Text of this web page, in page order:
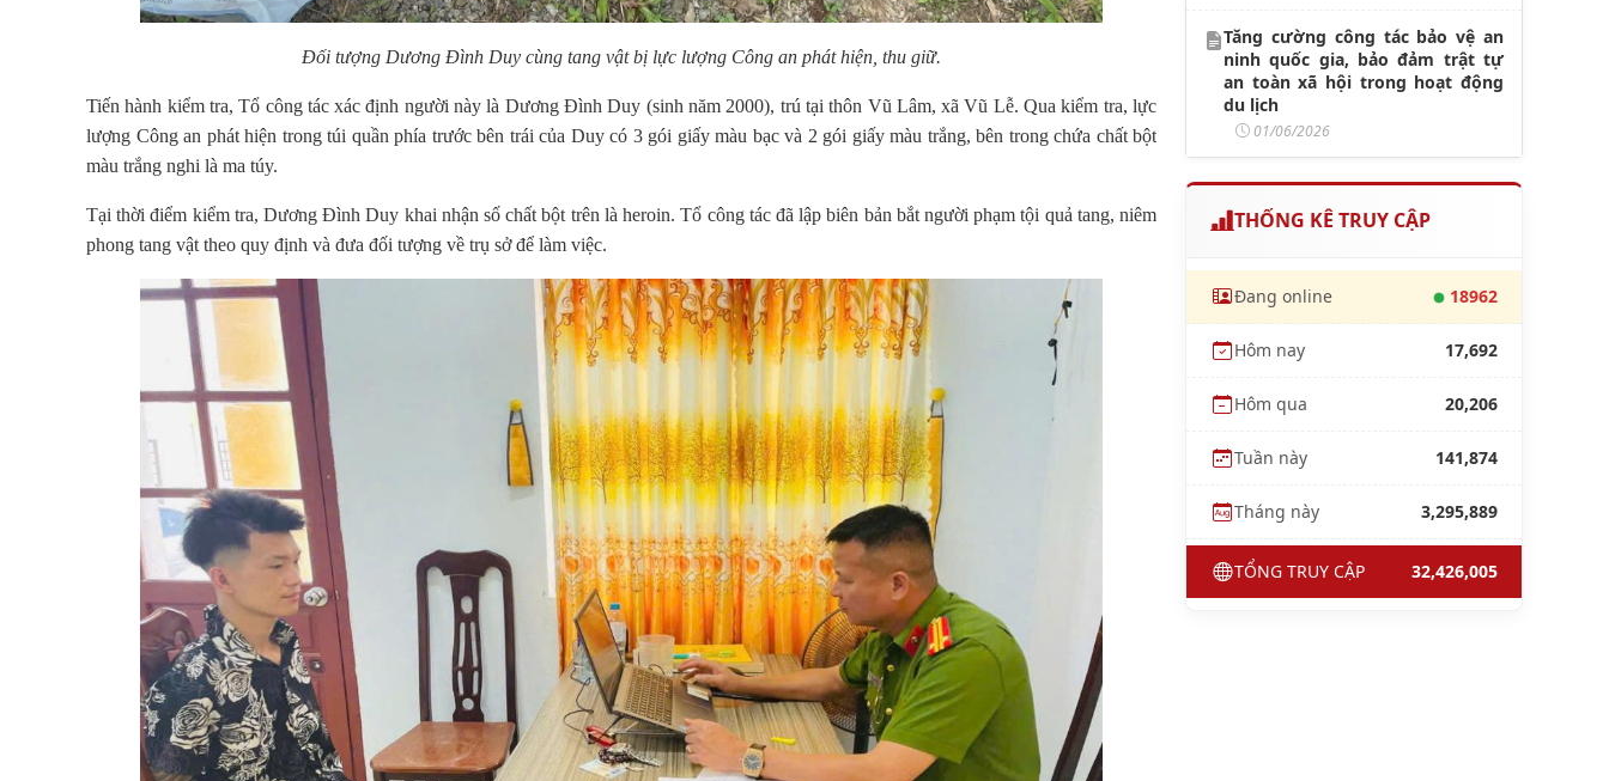
Đối tượng Dương Đình Duy cùng tang vật bị lực lượng Công an phát hiện, thu giữ.
Tiến hành kiểm tra, Tổ công tác xác định người này là Dương Đình Duy (sinh năm 2000), trú tại thôn Vũ Lâm, xã Vũ Lễ. Qua kiểm tra, lực
lượng Công an phát hiện trong túi quần phía trước bên trái của Duy có 3 gói giấy màu bạc và 2 gói giấy màu trắng, bên trong chứa chất bột
màu trắng nghi là ma túy.
Tại thời điểm kiểm tra, Dương Đình Duy khai nhận số chất bột trên là heroin. Tổ công tác đã lập biên bản bắt người phạm tội quả tang, niêm
phong tang vật theo quy định và đưa đối tượng về trụ sở để làm việc.
Tăng cường công tác bảo vệ an
ninh quốc gia, bảo đảm trật tự
an toàn xã hội trong hoạt động
du lịch
01/06/2026
THỐNG KÊ TRUY CẬP
Đang online 18962
Hôm nay 17,692
Hôm qua 20,206
Tuần này 141,874
Tháng này 3,295,889
TỔNG TRUY CẬP 32,426,005